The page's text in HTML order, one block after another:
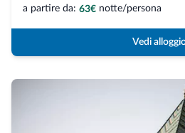
a partire da: 63€ notte/persona
Vedi